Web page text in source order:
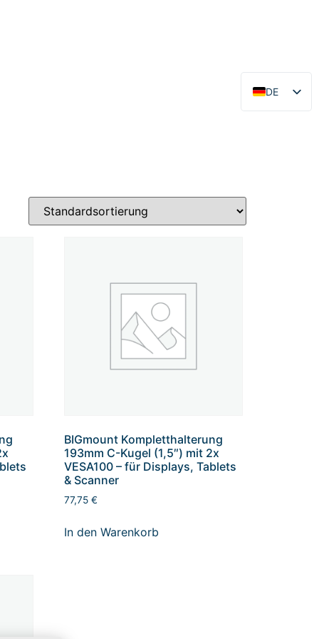
DE
EN
BIGmount Kompletthalterung
193mm C-Kugel (1,5″) mit 2x
VESA100 – für Displays, Tablets
& Scanner
77,75€
In den Warenkorb